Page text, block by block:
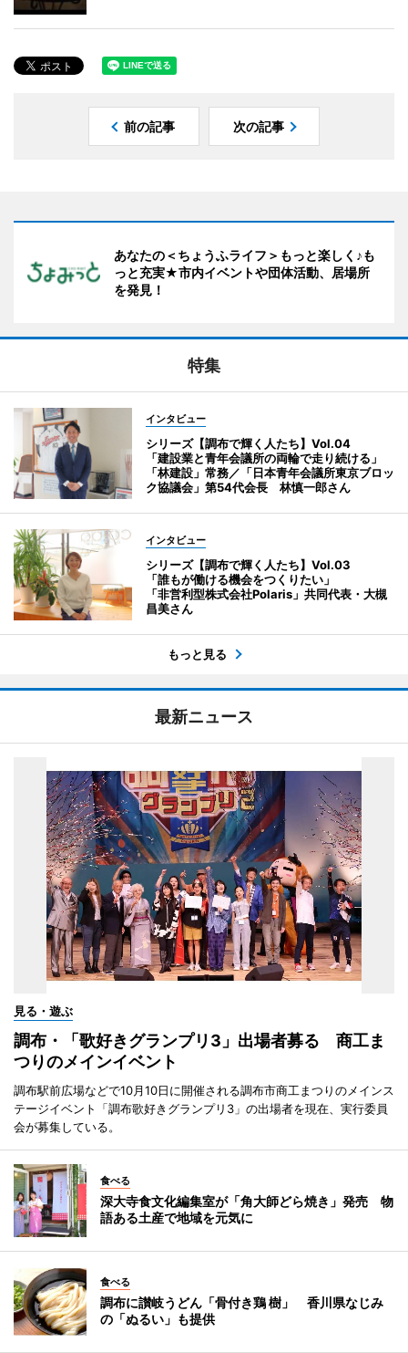
前の記事 次の記事
あなたの＜ちょうふライフ＞もっと楽しく♪も
っと充実★市内イベントや団体活動、居場所
を発見！
特集
インタビュー
シリーズ【調布で輝く人たち】Vol.04
「建設業と青年会議所の両輪で走り続ける」
「林建設」常務／「日本青年会議所東京ブロッ
ク協議会」第54代会長 林慎一郎さん
インタビュー
シリーズ【調布で輝く人たち】Vol.03
「誰もが働ける機会をつくりたい」
「非営利型株式会社Polaris」共同代表・大槻
昌美さん
もっと見る
最新ニュース
見る・遊ぶ
調布・「歌好きグランプリ3」出場者募る 商工ま
つりのメインイベント
調布駅前広場などで10月10日に開催される調布市商工まつりのメインス
テージイベント「調布歌好きグランプリ3」の出場者を現在、実行委員
会が募集している。
食べる
深大寺食文化編集室が「角大師どら焼き」発売 物
語ある土産で地域を元気に
食べる
調布に讃岐うどん「骨付き鶏 樹」 香川県なじみ
の「ぬるい」も提供